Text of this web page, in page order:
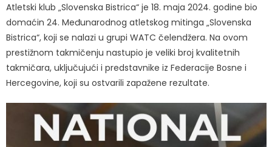
Atletski klub „Slovenska Bistrica“ je 18. maja 2024. godine bio
domaćin 24. Međunarodnog atletskog mitinga „Slovenska
Bistrica“, koji se nalazi u grupi WATC čelendžera. Na ovom
prestižnom takmičenju nastupio je veliki broj kvalitetnih
takmičara, uključujući i predstavnike iz Federacije Bosne i
Hercegovine, koji su ostvarili zapažene rezultate.